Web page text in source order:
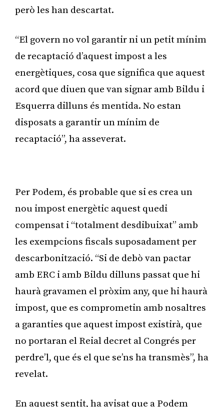
però les han descartat.
“El govern no vol garantir ni un petit mínim
de recaptació d’aquest impost a les
energètiques, cosa que significa que aquest
acord que diuen que van signar amb Bildu i
Esquerra dilluns és mentida. No estan
disposats a garantir un mínim de
recaptació”, ha asseverat.
Per Podem, és probable que si es crea un
nou impost energètic aquest quedi
compensat i “totalment desdibuixat” amb
les exempcions fiscals suposadament per
descarbonització. “Si de debò van pactar
amb ERC i amb Bildu dilluns passat que hi
haurà gravamen el pròxim any, que hi haurà
impost, que es comprometin amb nosaltres
a garanties que aquest impost existirà, que
no portaran el Reial decret al Congrés per
perdre’l, que és el que se’ns ha transmès”, ha
revelat.
En aquest sentit, ha avisat que a Podem